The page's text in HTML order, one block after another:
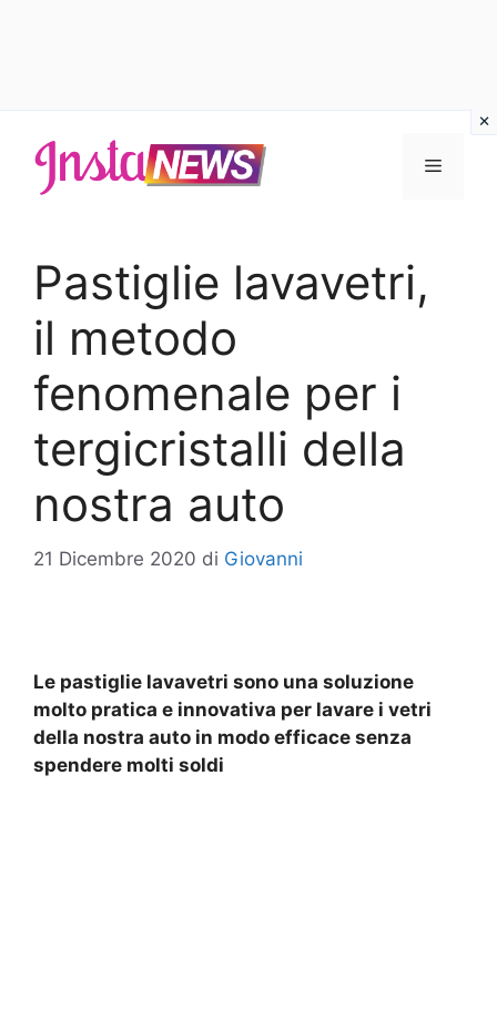
contenuto
Menu
Pastiglie lavavetri,
il metodo
fenomenale per i
tergicristalli della
nostra auto
21 Dicembre 2020 di Giovanni
Le pastiglie lavavetri sono una soluzione
molto pratica e innovativa per lavare i vetri
della nostra auto in modo efficace senza
spendere molti soldi